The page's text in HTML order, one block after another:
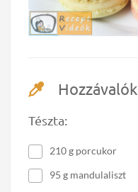
Hozzávalók
Tészta:
210 g porcukor
95 g mandulaliszt